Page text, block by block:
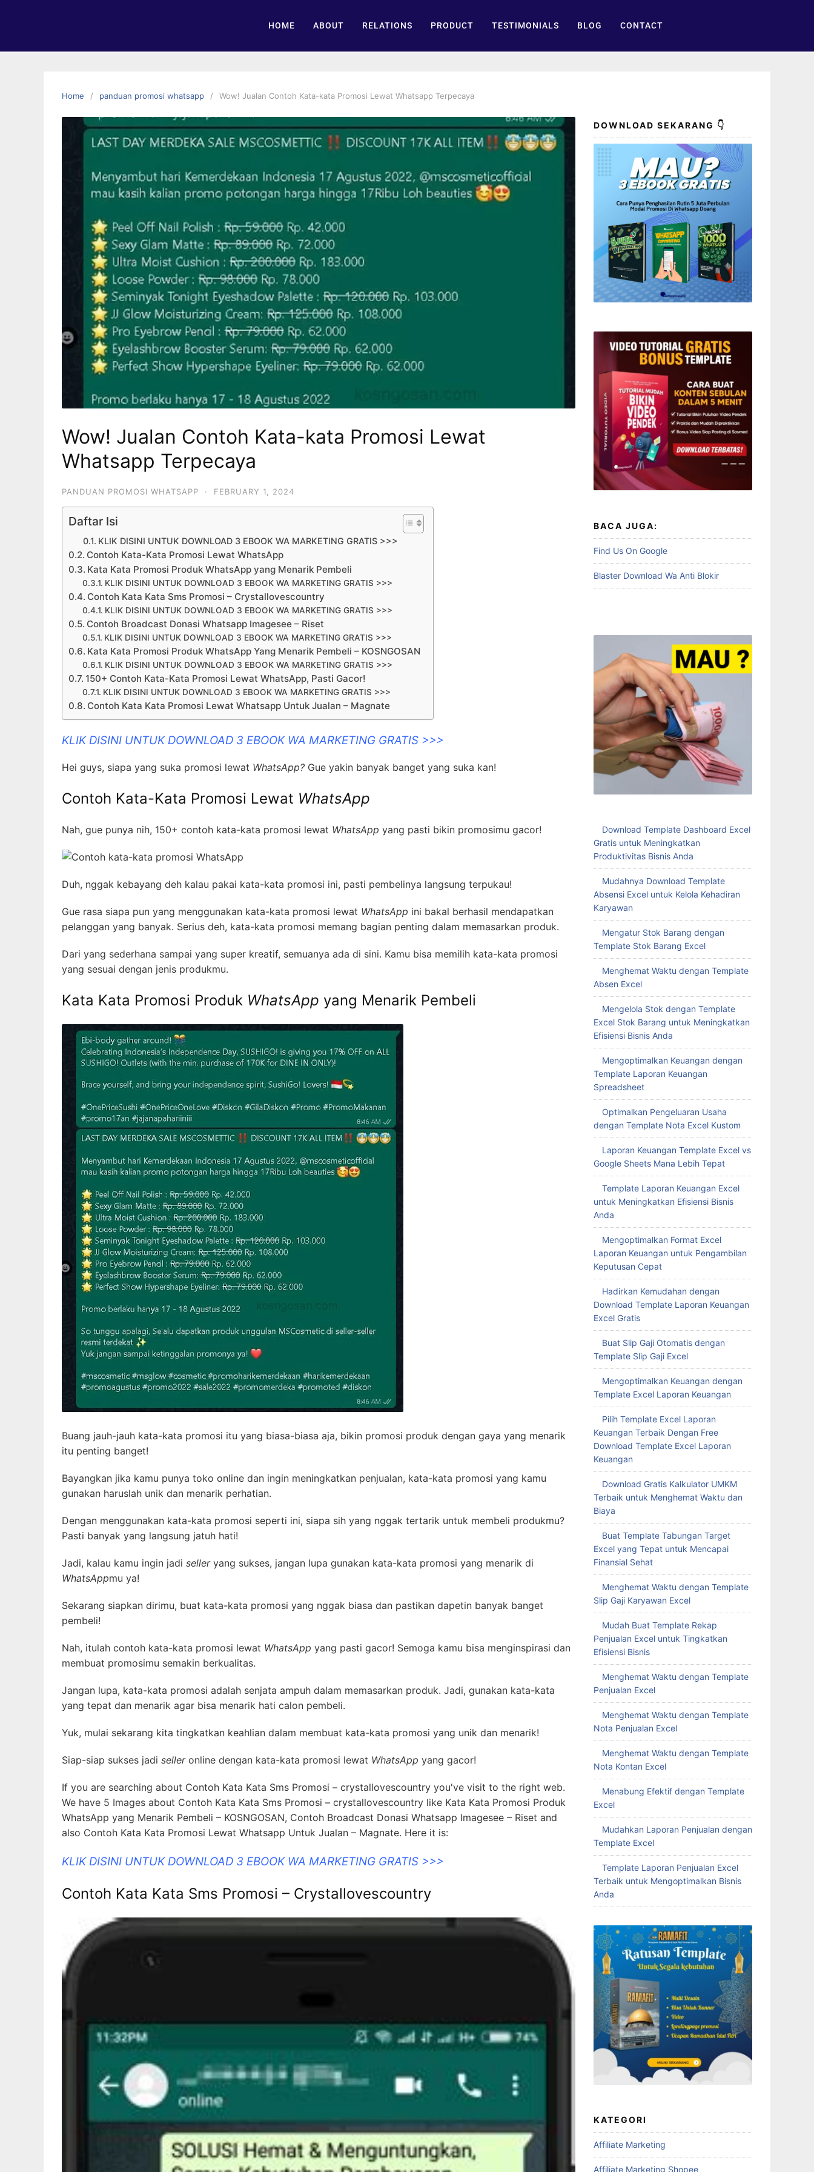
HOME ABOUT RELATIONS PRODUCT TESTIMONIALS BLOG CONTACT
Home panduan promosi whatsapp Wow! Jualan Contoh Kata-kata Promosi Lewat Whatsapp Terpecaya
Wow! Jualan Contoh Kata-kata Promosi Lewat
Whatsapp Terpecaya
PANDUAN PROMOSI WHATSAPP · FEBRUARY 1, 2024
Daftar Isi
KLIK DISINI UNTUK DOWNLOAD 3 EBOOK WA MARKETING GRATIS >>>
Contoh Kata-Kata Promosi Lewat WhatsApp
Kata Kata Promosi Produk WhatsApp yang Menarik Pembeli
KLIK DISINI UNTUK DOWNLOAD 3 EBOOK WA MARKETING GRATIS >>>
Contoh Kata Kata Sms Promosi – Crystallovescountry
KLIK DISINI UNTUK DOWNLOAD 3 EBOOK WA MARKETING GRATIS >>>
Contoh Broadcast Donasi Whatsapp Imagesee – Riset
KLIK DISINI UNTUK DOWNLOAD 3 EBOOK WA MARKETING GRATIS >>>
Kata Kata Promosi Produk WhatsApp Yang Menarik Pembeli – KOSNGOSAN
KLIK DISINI UNTUK DOWNLOAD 3 EBOOK WA MARKETING GRATIS >>>
150+ Contoh Kata-Kata Promosi Lewat WhatsApp, Pasti Gacor!
KLIK DISINI UNTUK DOWNLOAD 3 EBOOK WA MARKETING GRATIS >>>
Contoh Kata Kata Promosi Lewat Whatsapp Untuk Jualan – Magnate
KLIK DISINI UNTUK DOWNLOAD 3 EBOOK WA MARKETING GRATIS >>>
Hei guys, siapa yang suka promosi lewat WhatsApp? Gue yakin banyak banget yang suka kan!
Contoh Kata-Kata Promosi Lewat WhatsApp
Nah, gue punya nih, 150+ contoh kata-kata promosi lewat WhatsApp yang pasti bikin promosimu gacor!
Duh, nggak kebayang deh kalau pakai kata-kata promosi ini, pasti pembelinya langsung terpukau!
Gue rasa siapa pun yang menggunakan kata-kata promosi lewat WhatsApp ini bakal berhasil mendapatkan
pelanggan yang banyak. Serius deh, kata-kata promosi memang bagian penting dalam memasarkan produk.
Dari yang sederhana sampai yang super kreatif, semuanya ada di sini. Kamu bisa memilih kata-kata promosi
yang sesuai dengan jenis produkmu.
Kata Kata Promosi Produk WhatsApp yang Menarik Pembeli
Buang jauh-jauh kata-kata promosi itu yang biasa-biasa aja, bikin promosi produk dengan gaya yang menarik
itu penting banget!
Bayangkan jika kamu punya toko online dan ingin meningkatkan penjualan, kata-kata promosi yang kamu
gunakan haruslah unik dan menarik perhatian.
Dengan menggunakan kata-kata promosi seperti ini, siapa sih yang nggak tertarik untuk membeli produkmu?
Pasti banyak yang langsung jatuh hati!
Jadi, kalau kamu ingin jadi selleryang sukses, jangan lupa gunakan kata-kata promosi yang menarik di
WhatsAppmu ya!
Sekarang siapkan dirimu, buat kata-kata promosi yang nggak biasa dan pastikan dapetin banyak banget
pembeli!
Nah, itulah contoh kata-kata promosi lewat WhatsApp yang pasti gacor! Semoga kamu bisa menginspirasi dan
membuat promosimu semakin berkualitas.
Jangan lupa, kata-kata promosi adalah senjata ampuh dalam memasarkan produk. Jadi, gunakan kata-kata
yang tepat dan menarik agar bisa menarik hati calon pembeli.
Yuk, mulai sekarang kita tingkatkan keahlian dalam membuat kata-kata promosi yang unik dan menarik!
Siap-siap sukses jadi selleronline dengan kata-kata promosi lewat WhatsApp yang gacor!
If you are searching about Contoh Kata Kata Sms Promosi – crystallovescountry you've visit to the right web.
We have 5 Images about Contoh Kata Kata Sms Promosi – crystallovescountry like Kata Kata Promosi Produk
WhatsApp yang Menarik Pembeli – KOSNGOSAN, Contoh Broadcast Donasi Whatsapp Imagesee – Riset and
also Contoh Kata Kata Promosi Lewat Whatsapp Untuk Jualan – Magnate. Here it is:
KLIK DISINI UNTUK DOWNLOAD 3 EBOOK WA MARKETING GRATIS >>>
Contoh Kata Kata Sms Promosi – Crystallovescountry
DOWNLOAD SEKARANG 👇
BACA JUGA:
Find Us On Google
Blaster Download Wa Anti Blokir
Download Template Dashboard Excel
Gratis untuk Meningkatkan
Produktivitas Bisnis Anda
Mudahnya Download Template
Absensi Excel untuk Kelola Kehadiran
Karyawan
Mengatur Stok Barang dengan
Template Stok Barang Excel
Menghemat Waktu dengan Template
Absen Excel
Mengelola Stok dengan Template
Excel Stok Barang untuk Meningkatkan
Efisiensi Bisnis Anda
Mengoptimalkan Keuangan dengan
Template Laporan Keuangan
Spreadsheet
Optimalkan Pengeluaran Usaha
dengan Template Nota Excel Kustom
Laporan Keuangan Template Excel vs
Google Sheets Mana Lebih Tepat
Template Laporan Keuangan Excel
untuk Meningkatkan Efisiensi Bisnis
Anda
Mengoptimalkan Format Excel
Laporan Keuangan untuk Pengambilan
Keputusan Cepat
Hadirkan Kemudahan dengan
Download Template Laporan Keuangan
Excel Gratis
Buat Slip Gaji Otomatis dengan
Template Slip Gaji Excel
Mengoptimalkan Keuangan dengan
Template Excel Laporan Keuangan
Pilih Template Excel Laporan
Keuangan Terbaik Dengan Free
Download Template Excel Laporan
Keuangan
Download Gratis Kalkulator UMKM
Terbaik untuk Menghemat Waktu dan
Biaya
Buat Template Tabungan Target
Excel yang Tepat untuk Mencapai
Finansial Sehat
Menghemat Waktu dengan Template
Slip Gaji Karyawan Excel
Mudah Buat Template Rekap
Penjualan Excel untuk Tingkatkan
Efisiensi Bisnis
Menghemat Waktu dengan Template
Penjualan Excel
Menghemat Waktu dengan Template
Nota Penjualan Excel
Menghemat Waktu dengan Template
Nota Kontan Excel
Menabung Efektif dengan Template
Excel
Mudahkan Laporan Penjualan dengan
Template Excel
Template Laporan Penjualan Excel
Terbaik untuk Mengoptimalkan Bisnis
Anda
KATEGORI
Affiliate Marketing
Affiliate Marketing Shopee